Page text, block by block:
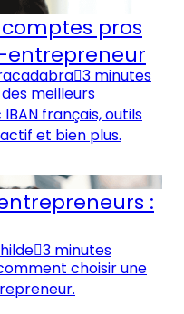
pros
3 minutes
meilleurs
français, outils
et bien plus.
:
3 minutes
choisir une